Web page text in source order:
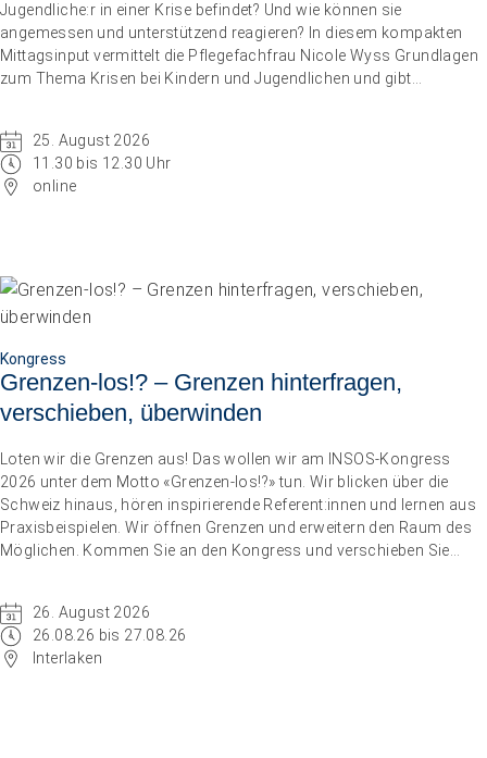
Jugendliche:r in einer Krise befindet? Und wie können sie
angemessen und unterstützend reagieren? In diesem kompakten
Mittagsinput vermittelt die Pflegefachfrau Nicole Wyss Grundlagen
zum Thema Krisen bei Kindern und Jugendlichen und gibt
25. August 2026
11.30 bis 12.30 Uhr
online
Kongress
Grenzen-los!? – Grenzen hinterfragen,
verschieben, überwinden
Loten wir die Grenzen aus! Das wollen wir am INSOS-Kongress
2026 unter dem Motto «Grenzen-los!?» tun. Wir blicken über die
Schweiz hinaus, hören inspirierende Referent:innen und lernen aus
Praxisbeispielen. Wir öffnen Grenzen und erweitern den Raum des
Möglichen. Kommen Sie an den Kongress und verschieben Sie
26. August 2026
26.08.26 bis 27.08.26
Interlaken